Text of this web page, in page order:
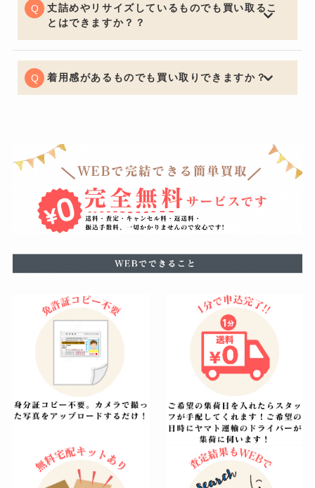
で中古市場は値段が決まるためサンプル品でも全く問題
ございません。
丈詰めやリサイズしているものでも買い取るこ
とはできますか？？
可能でございます。デザインが大きく変わってしまうほ
どの丈詰めやリサイズがある場合はお買取りできないケ
ースもございますので予めご了承くださいませ。
着用感があるものでも買い取りできますか？
に留めることができるように努めています。